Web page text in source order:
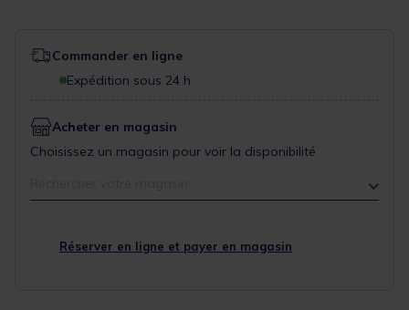
Commander en ligne
Expédition sous 24 h
Acheter en magasin
Choisissez un magasin pour voir la disponibilité
Réserver en ligne et payer en magasin